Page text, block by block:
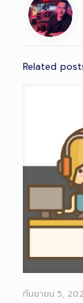
Related
กันยายน 5,